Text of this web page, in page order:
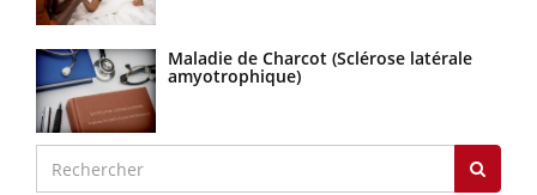
Maladie de Charcot (Sclérose latérale
amyotrophique)